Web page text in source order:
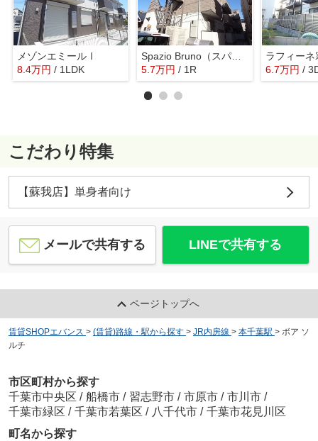
メゾンエミールⅠ
8.4万円 / 1LDK
Spazio Bruno（スパシオブルーノ）
5.7万円 / 1R
ラフィーネ
6.7万円 /
こだわり特集
【蘇我店】単身者向け
メールで共有する LINEで共有する
ページトップへ
賃貸SHOPエバンス > (賃貸)路線・駅から探す > JR内房線 > 本千葉駅 > ボア ソ
ルチ
市区町村から探す
千葉市中央区 / 船橋市 / 習志野市 / 市原市 / 市川市 /
千葉市緑区 / 千葉市若葉区 / 八千代市 / 千葉市花見川区
町名から探す